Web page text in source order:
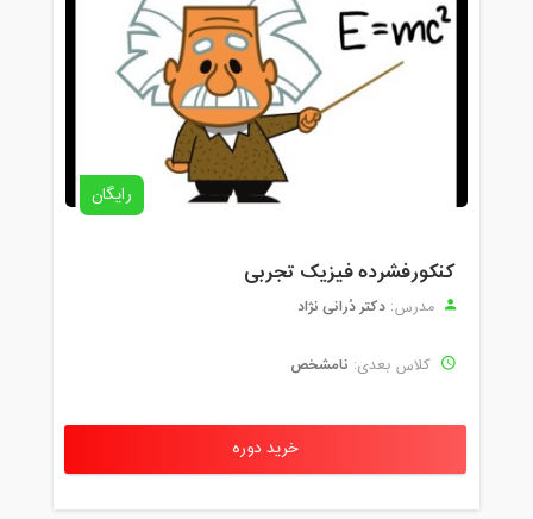
رایگان
کنکورفشرده فیزیک تجربی
مدرس: دکتر دُرانی نژاد
کلاس بعدی: نامشخص
خرید دوره